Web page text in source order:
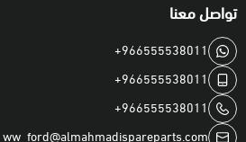
تواصل معنا
+966555538011
+966555538011
+966555538011
ww_ford@almahmadispareparts.com